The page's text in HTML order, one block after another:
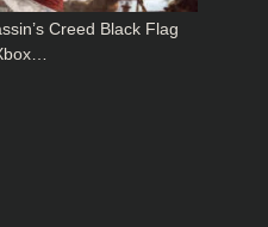
Creed Black Flag